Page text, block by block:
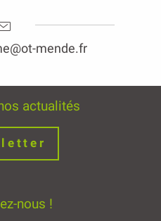
mende.fr
actualités
nous !